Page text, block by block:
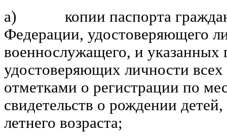
а) копии паспорта
Федерации, удостоверяющего
военнослужащего, и указанных
удостоверяющих личности всех
отметками о регистрации по
свидетельств о рождении
летнего возраста;